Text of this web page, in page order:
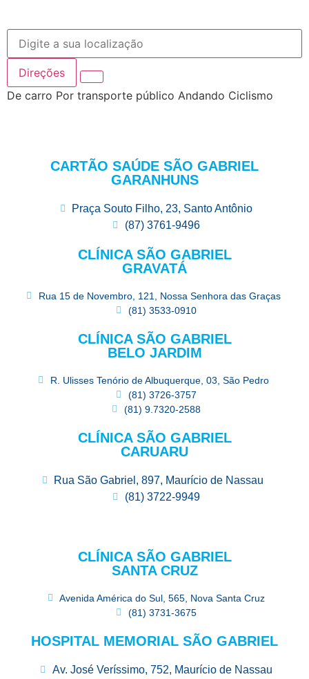
Direções
De carro Por transporte público Andando Ciclismo
CARTÃO SAÚDE SÃO GABRIEL
GARANHUNS
Praça Souto Filho, 23, Santo Antônio
(87) 3761-9496
CLÍNICA SÃO GABRIEL
GRAVATÁ
Rua 15 de Novembro, 121, Nossa Senhora das Graças
(81) 3533-0910
CLÍNICA SÃO GABRIEL
BELO JARDIM
R. Ulisses Tenório de Albuquerque, 03, São Pedro
(81) 3726-3757
(81) 9.7320-2588
CLÍNICA SÃO GABRIEL
CARUARU
Rua São Gabriel, 897, Maurício de Nassau
(81) 3722-9949
CLÍNICA SÃO GABRIEL
SANTA CRUZ
Avenida América do Sul, 565, Nova Santa Cruz
(81) 3731-3675
HOSPITAL MEMORIAL SÃO GABRIEL
Av. José Veríssimo, 752, Maurício de Nassau